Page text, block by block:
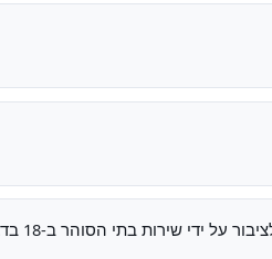
שירות בתי הסוהר ב-18 בדצמבר 2011.